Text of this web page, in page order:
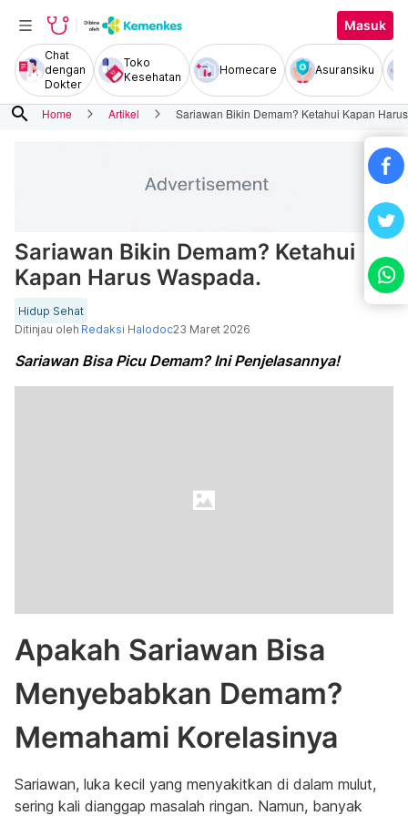
Masuk
Chat
dengan
Dokter
Toko
Kesehatan
Homecare Asuransiku
search Home Artikel Sariawan Bikin Demam? Ketahui Kapan
Sariawan Bikin Demam? Ketahui
Kapan Harus Waspada.
Hidup Sehat
Ditinjau oleh Redaksi Halodoc23 Maret 2026
Sariawan Bisa Picu Demam? Ini Penjelasannya!
Apakah Sariawan Bisa
Menyebabkan Demam?
Memahami Korelasinya
Sariawan, luka kecil yang menyakitkan di dalam mulut,
sering kali dianggap masalah ringan. Namun, banyak